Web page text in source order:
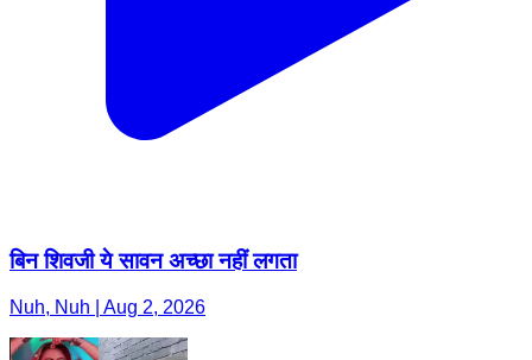
बिन शिवजी ये सावन अच्छा नहीं लगता
Nuh, Nuh | Aug 2, 2026